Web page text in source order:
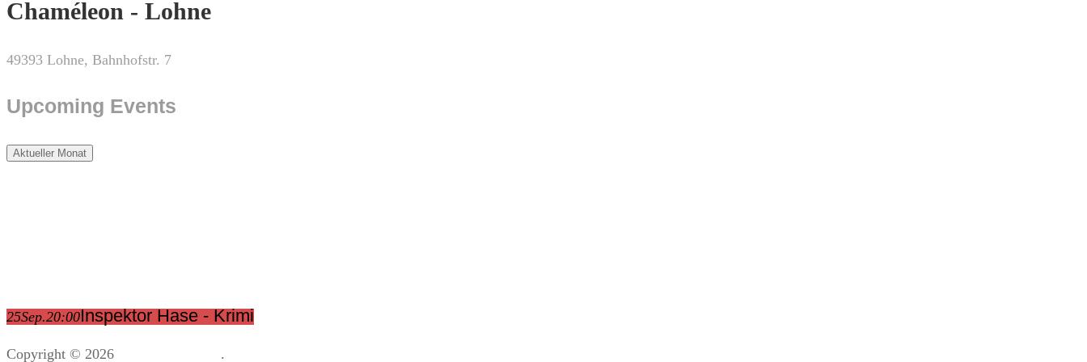
Chaméleon - Lohne
49393 Lohne, Bahnhofstr. 7
Upcoming Events
Aktueller Monat
25Sep.20:00Inspektor Hase - Krimi
Copyright © 2026 .